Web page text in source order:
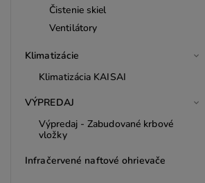
Čistenie skiel
Ventilátory
Klimatizácie
Klimatizácia KAISAI
VÝPREDAJ
Výpredaj - Zabudované krbové
vložky
Infračervené naftové ohrievače